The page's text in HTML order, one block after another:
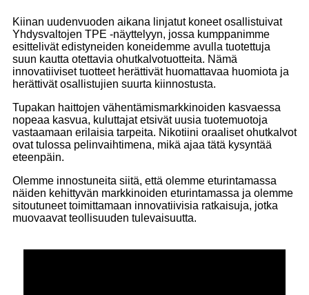
Kiinan uudenvuoden aikana linjatut koneet osallistuivat
Yhdysvaltojen TPE -näyttelyyn, jossa kumppanimme
esittelivät edistyneiden koneidemme avulla tuotettuja
suun kautta otettavia ohutkalvotuotteita. Nämä
innovatiiviset tuotteet herättivät huomattavaa huomiota ja
herättivät osallistujien suurta kiinnostusta.
Tupakan haittojen vähentämismarkkinoiden kasvaessa
nopeaa kasvua, kuluttajat etsivät uusia tuotemuotoja
vastaamaan erilaisia ​​tarpeita. Nikotiini oraaliset ohutkalvot
ovat tulossa pelinvaihtimena, mikä ajaa tätä kysyntää
eteenpäin.
Olemme innostuneita siitä, että olemme eturintamassa
näiden kehittyvän markkinoiden eturintamassa ja olemme
sitoutuneet toimittamaan innovatiivisia ratkaisuja, jotka
muovaavat teollisuuden tulevaisuutta.